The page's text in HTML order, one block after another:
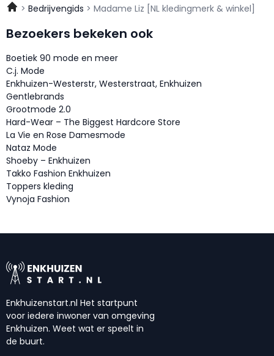
Bedrijvengids Madame Liz [NL kledingmerk & winkel]
Bezoekers bekeken ook
Boetiek 90 mode en meer
C.j. Mode
Enkhuizen-Westerstr, Westerstraat, Enkhuizen
Gentlebrands
Grootmode 2.0
Hard-Wear – The Biggest Hardcore Store
La Vie en Rose Damesmode
Nataz Mode
Shoeby – Enkhuizen
Takko Fashion Enkhuizen
Toppers kleding
Vynoja Fashion
Enkhuizenstart.nl Het startpunt
voor iedere inwoner van omgeving
Enkhuizen. Weet wat er speelt in
de buurt.